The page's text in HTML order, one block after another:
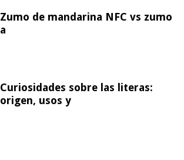
Zumo de mandarina NFC vs zumo
a
Curiosidades sobre las literas:
origen, usos y